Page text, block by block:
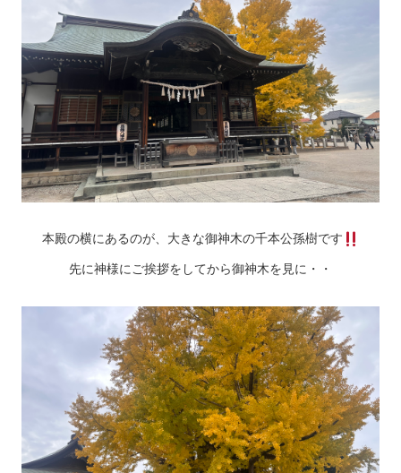
本殿の横にあるのが、大きな御神木の千本公孫樹です
先に神様にご挨拶をしてから御神木を見に・・